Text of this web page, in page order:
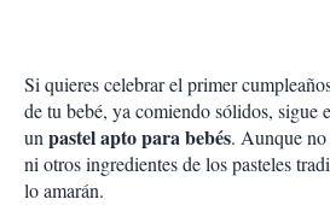
Si quieres celebrar el primer
de tu bebé, ya comiendo sólidos, sigue
unpastel apto para bebés. Aunque
ni otros ingredientes de los pasteles
lo amarán.